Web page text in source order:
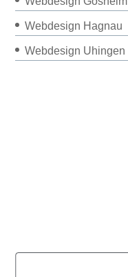
Webdesign Hagnau
Webdesign Uhingen